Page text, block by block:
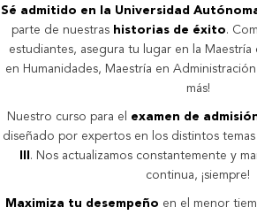
Sé admitido en la Universidad
parte de nuestras historias de éxito.
estudiantes, asegura tu lugar en la
en Humanidades, Maestría en
más!
Nuestro curso para el examen de
diseñado por expertos en los distintos temas
. Nos actualizamos constantemente y
continua, ¡siempre!
Maximiza tu desempeño en el menor